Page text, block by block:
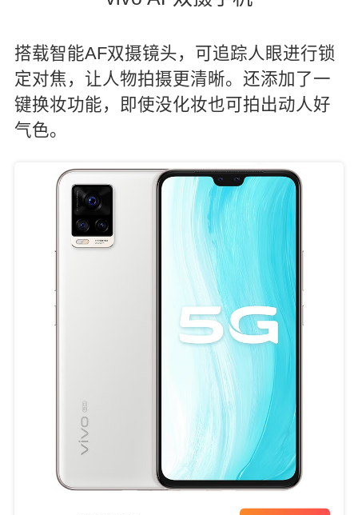
搭载智能AF双摄镜头，可追踪人眼进行锁
定对焦，让人物拍摄更清晰。还添加了一
键换妆功能，即使没化妆也可拍出动人好
气色。